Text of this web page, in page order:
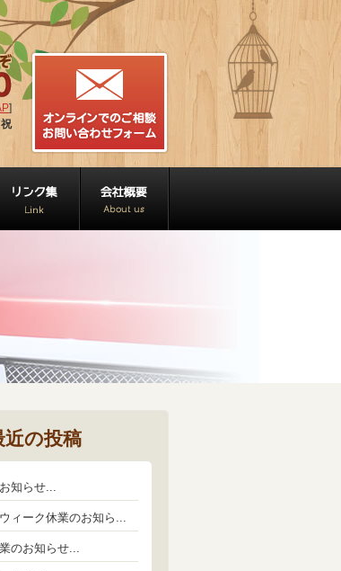
]
近の投稿
知らせ...
ィーク休業のお知ら...
のお知らせ...